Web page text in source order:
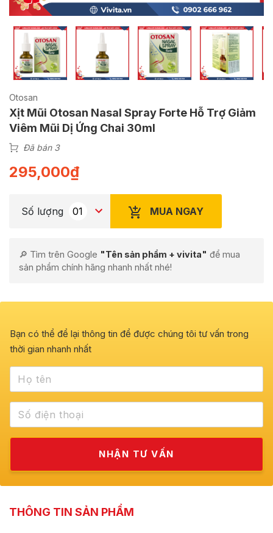
Otosan
Xịt Mũi Otosan Nasal Spray Forte Hỗ Trợ Giảm
Viêm Mũi Dị Ứng Chai 30ml
Đã bán 3
295,000₫
Số lượng MUA NGAY
🔎 Tìm trên Google "Tên sản phẩm + vivita" để mua
sản phẩm chính hãng nhanh nhất nhé!
Bạn có thể để lại thông tin để được chúng tôi tư vấn trong
thời gian nhanh nhất
THÔNG TIN SẢN PHẨM